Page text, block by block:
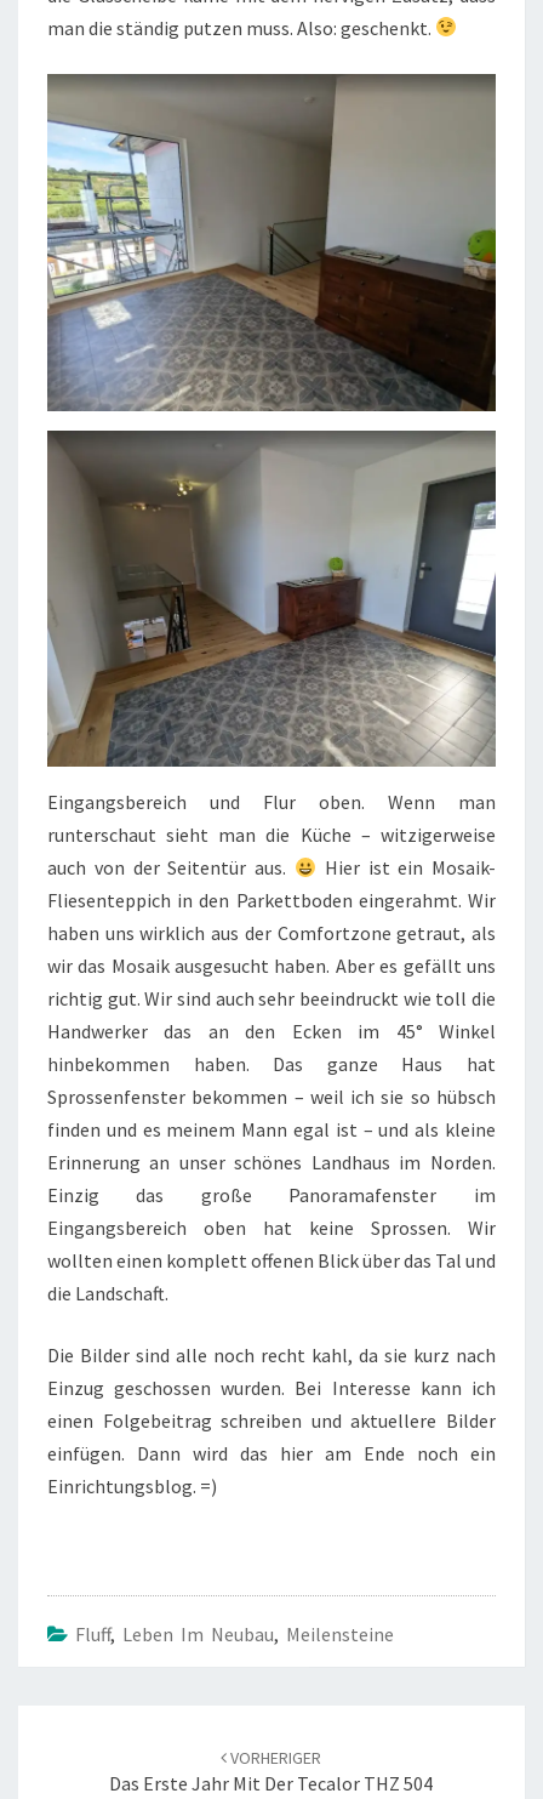
man die ständig putzen muss. Also: geschenkt.
Eingangsbereich und Flur oben. Wenn man
runterschaut sieht man die Küche – witzigerweise
auch von der Seitentür aus.
Hier ist ein Mosaik-
Fliesenteppich in den Parkettboden eingerahmt. Wir
haben uns wirklich aus der Comfortzone getraut, als
wir das Mosaik ausgesucht haben. Aber es gefällt uns
richtig gut. Wir sind auch sehr beeindruckt wie toll die
Handwerker das an den Ecken im 45° Winkel
hinbekommen haben. Das ganze Haus hat
Sprossenfenster bekommen – weil ich sie so hübsch
finden und es meinem Mann egal ist – und als kleine
Erinnerung an unser schönes Landhaus im Norden.
Einzig das große Panoramafenster im
Eingangsbereich oben hat keine Sprossen. Wir
wollten einen komplett offenen Blick über das Tal und
die Landschaft.
Die Bilder sind alle noch recht kahl, da sie kurz nach
Einzug geschossen wurden. Bei Interesse kann ich
einen Folgebeitrag schreiben und aktuellere Bilder
einfügen. Dann wird das hier am Ende noch ein
Einrichtungsblog. =)
Fluff, Leben Im Neubau, Meilensteine
VORHERIGER
Das Erste Jahr Mit Der Tecalor THZ 504